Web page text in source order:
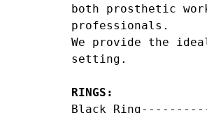
both prosthetic
professionals.
We provide the
setting.
RINGS:
Black